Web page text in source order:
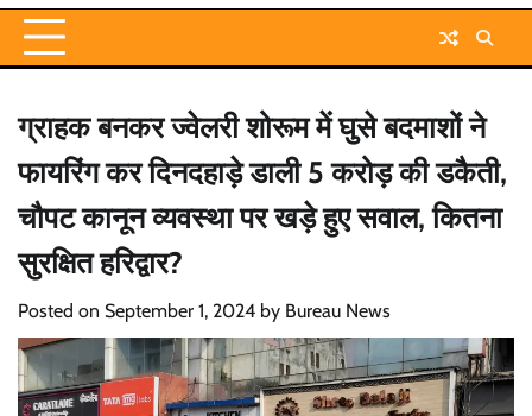
ग्राहक बनकर ज्वेलरी शोरूम में घुसे बदमाशों ने
फायरिंग कर दिनदहाड़े डाली 5 करोड़ की डकैती,
चौपट कानून व्यवस्था पर खड़े हुए सवाल, कितना
सुरक्षित हरिद्वार?
Posted on September 1, 2024 by Bureau News